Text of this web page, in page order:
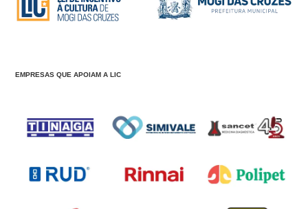
EMPRESAS QUE APOIAM A LIC